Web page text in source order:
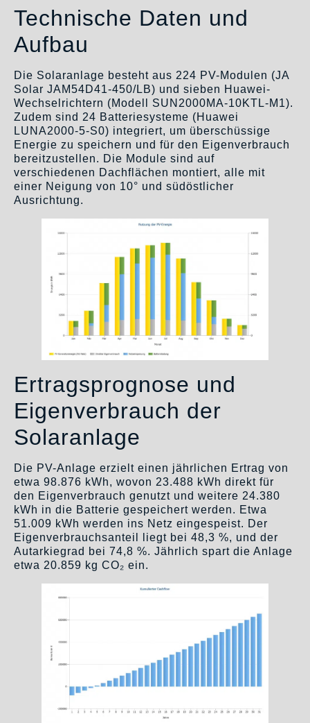
Technische Daten und
Aufbau
Die Solaranlage besteht aus 224 PV-Modulen (JA
Solar JAM54D41-450/LB) und sieben Huawei-
Wechselrichtern (Modell SUN2000MA-10KTL-M1).
Zudem sind 24 Batteriesysteme (Huawei
LUNA2000-5-S0) integriert, um überschüssige
Energie zu speichern und für den Eigenverbrauch
bereitzustellen. Die Module sind auf
verschiedenen Dachflächen montiert, alle mit
einer Neigung von 10° und südöstlicher
Ausrichtung.
Ertragsprognose und
Eigenverbrauch der
Solaranlage
Die PV-Anlage erzielt einen jährlichen Ertrag von
etwa 98.876 kWh, wovon 23.488 kWh direkt für
den Eigenverbrauch genutzt und weitere 24.380
kWh in die Batterie gespeichert werden. Etwa
51.009 kWh werden ins Netz eingespeist. Der
Eigenverbrauchsanteil liegt bei 48,3 %, und der
Autarkiegrad bei 74,8 %. Jährlich spart die Anlage
etwa 20.859 kg CO₂ ein.